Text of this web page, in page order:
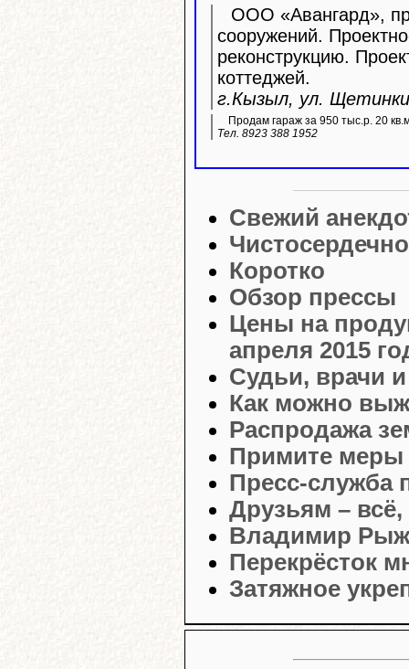
ООО «Авангард»,
сооружений.
реконструкцию.
коттеджей.
г.Кызыл, ул.
Продам гараж за 950 тыс.р. 20
Тел. 8923 388 1952
Свежий
Коротко
Обзор прессы
Цены на
апреля 2015
Судьи, врачи
Как можно
Распродажа
Примите меры
Пресс-служба
Друзьям – всё,
Владимир
Перекрёсток
Затяжное